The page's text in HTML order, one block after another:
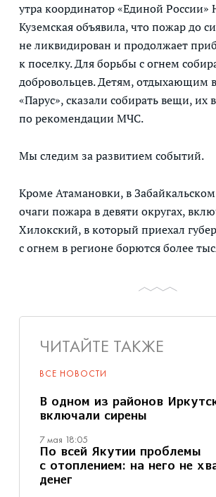
утра координатор «Единой России»
Куземская объявила, что пожар до
не ликвидирован и продолжает
к поселку. Для борьбы с огнем
добровольцев. Детям, отдыхающим
«Парус», сказали собирать вещи, их
по рекомендации МЧС.
Мы следим за развитием событий.
Кроме Атамановки, в Забайкальском
очаги пожара в девяти округах,
Хилокский, в который приехал
с огнем в регионе борются более
ЧИТАЙТЕ ТАКЖЕ
ВСЕ НОВОСТИ
В одном из районов
включали сирены
7 мая 18:05
По всей Якутии проблемы
с отоплением: на него не
денег